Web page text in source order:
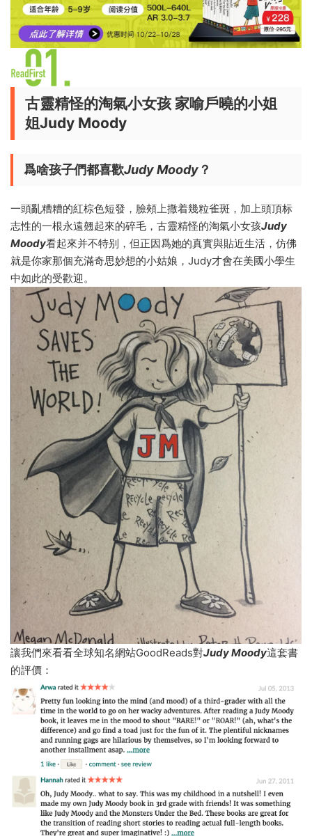
古靈精怪的淘氣小女孩 家喻戶曉的小姐
姐Judy Moody
爲啥孩子們都喜歡Judy Moody ？
一頭亂糟糟的紅棕色短發，臉頰上撒着幾粒雀斑，加上頭頂标
志性的一根永遠翹起來的碎毛，古靈精怪的淘氣小女孩Judy
Moody看起來并不特别，但正因爲她的真實與貼近生活，仿佛
就是你家那個充滿奇思妙想的小姑娘，Judy才會在美國小學生
中如此的受歡迎。
讓我們來看看全球知名網站GoodReads對Judy Moody這套書
的評價：